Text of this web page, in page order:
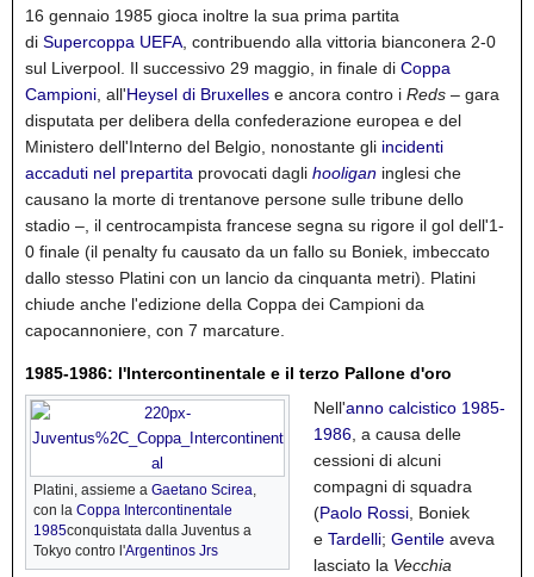
16 gennaio 1985 gioca inoltre la sua prima partita
di Supercoppa UEFA, contribuendo alla vittoria bianconera 2-0
sul Liverpool. Il successivo 29 maggio, in finale di Coppa
Campioni, all'Heysel di Bruxelles e ancora contro i Reds – gara
disputata per delibera della confederazione europea e del
Ministero dell'Interno del Belgio, nonostante gli incidenti
accaduti nel prepartita provocati dagli hooligan inglesi che
causano la morte di trentanove persone sulle tribune dello
stadio –, il centrocampista francese segna su rigore il gol dell'1-
0 finale (il penalty fu causato da un fallo su Boniek, imbeccato
dallo stesso Platini con un lancio da cinquanta metri). Platini
chiude anche l'edizione della Coppa dei Campioni da
capocannoniere, con 7 marcature.
1985-1986: l'Intercontinentale e il terzo Pallone d'oro
Platini, assieme a Gaetano Scirea,
con la Coppa Intercontinentale
1985conquistata dalla Juventus a
Tokyo contro l'Argentinos Jrs
Nell'anno calcistico 1985-
1986, a causa delle
cessioni di alcuni
compagni di squadra
(Paolo Rossi, Boniek
e Tardelli; Gentile aveva
lasciato la Vecchia